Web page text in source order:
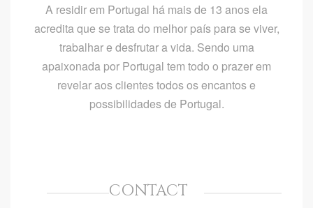
A residir em Portugal há mais de 13 anos ela
acredita que se trata do melhor país para se viver,
trabalhar e desfrutar a vida. Sendo uma
apaixonada por Portugal tem todo o prazer em
revelar aos clientes todos os encantos e
possibilidades de Portugal.
CONTACT